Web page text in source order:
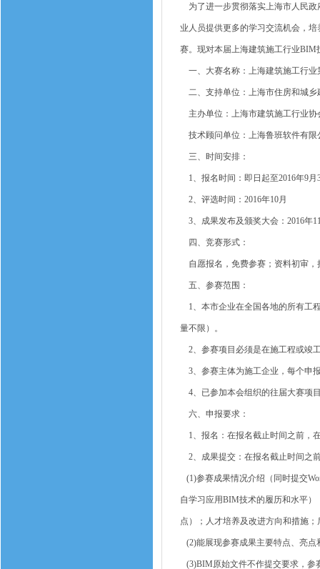
为了进一步贯彻落实上海市人民政
业人员提供更多的学习交流机会，
赛。现对本届上海建筑施工行业BIM
一、大赛名称：上海建筑施工行业
二、支持单位：上海市住房和城乡
主办单位：上海市建筑施工行业协
技术顾问单位：上海鲁班软件有限
三、时间安排：
1、报名时间：即日起至2016年9月
2、评选时间：2016年10月
3、成果发布及颁奖大会：2016年
四、竞赛形式：
自愿报名，免费参赛；资料初审，
五、参赛范围：
1、本市企业在全国各地的所有工
量不限）。
2、参赛项目必须是在施工程或竣
3、参赛主体为施工企业，每个申
4、已参加本会组织的往届大赛项
六、申报要求：
1、报名：在报名截止时间之前，
2、成果提交：在报名截止时间之
(1)参赛成果情况介绍（同时提交
自学习应用BIM技术的履历和水平
点）；人才培养及改进方向和措施
(2)能展现参赛成果主要特点、亮
(3)BIM原始文件不作提交要求，参